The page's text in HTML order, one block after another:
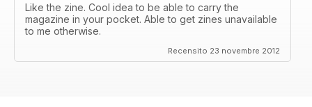
Like the zine. Cool idea to be able to carry the
magazine in your pocket. Able to get zines unavailable
to me otherwise.
Recensito 23 novembre 2012